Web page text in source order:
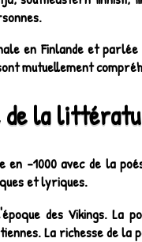
en Finlande et parlée
mutuellement
la
en -1000 avec de la
et lyriques.
des Vikings. La
La richesse de la